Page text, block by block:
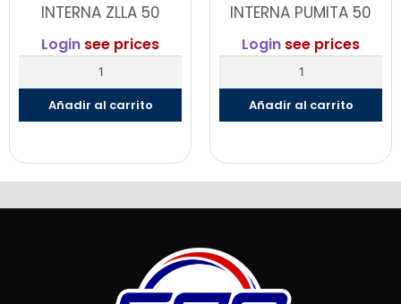
INTERNA ZLLA 50
Login see prices
Añadir al carrito
INTERNA PUMITA 50
Login see prices
Añadir al carrito